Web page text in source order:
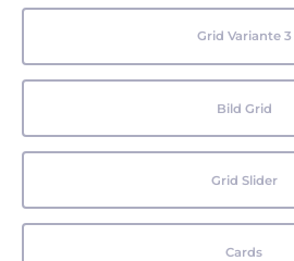
Grid Variante 3
Bild Grid
Grid Slider
Cards